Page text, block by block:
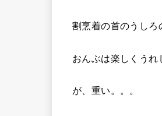
割烹着の首のうし
おんぶは楽しくうれ
が、重い。。。